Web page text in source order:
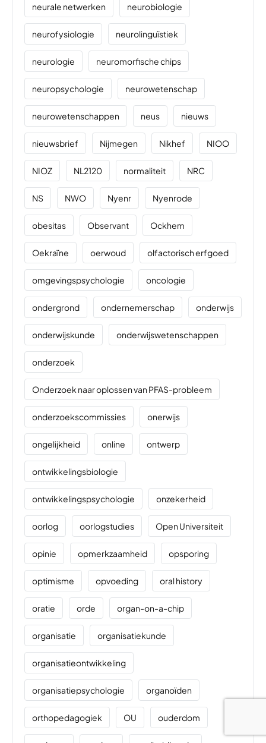
neurale netwerken neurobiologie
neurofysiologie neurolinguïstiek
neurologie neuromorfische chips
neuropsychologie neurowetenschap
neurowetenschappen neus nieuws
nieuwsbrief Nijmegen Nikhef NIOO
NIOZ NL2120 normaliteit NRC
NS NWO Nyenr Nyenrode
obesitas Observant Ockhem
Oekraïne oerwoud olfactorisch erfgoed
omgevingspsychologie oncologie
ondergrond ondernemerschap onderwijs
onderwijskunde onderwijswetenschappen
onderzoek
Onderzoek naar oplossen van PFAS-probleem
onderzoekscommissies onerwijs
ongelijkheid online ontwerp
ontwikkelingsbiologie
ontwikkelingspsychologie onzekerheid
oorlog oorlogstudies Open Universiteit
opinie opmerkzaamheid opsporing
optimisme opvoeding oral history
oratie orde organ-on-a-chip
organisatie organisatiekunde
organisatieontwikkeling
organisatiepsychologie organoïden
orthopedagogiek OU ouderdom